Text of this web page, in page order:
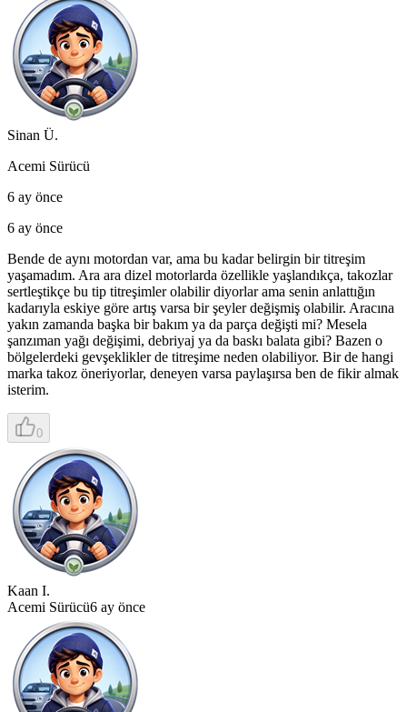
Sinan Ü.
Acemi Sürücü
6 ay önce
6 ay önce
Bende de aynı motordan var, ama bu kadar belirgin bir titreşim
yaşamadım. Ara ara dizel motorlarda özellikle yaşlandıkça, takozlar
sertleştikçe bu tip titreşimler olabilir diyorlar ama senin anlattığın
kadarıyla eskiye göre artış varsa bir şeyler değişmiş olabilir. Aracına
yakın zamanda başka bir bakım ya da parça değişti mi? Mesela
şanzıman yağı değişimi, debriyaj ya da baskı balata gibi? Bazen o
bölgelerdeki gevşeklikler de titreşime neden olabiliyor. Bir de hangi
marka takoz öneriyorlar, deneyen varsa paylaşırsa ben de fikir almak
isterim.
0
Kaan I.
Acemi Sürücü6 ay önce